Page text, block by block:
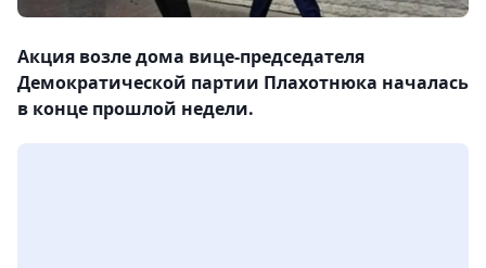
Акция возле дома вице-председателя
Демократической партии Плахотнюка началась
в конце прошлой недели.